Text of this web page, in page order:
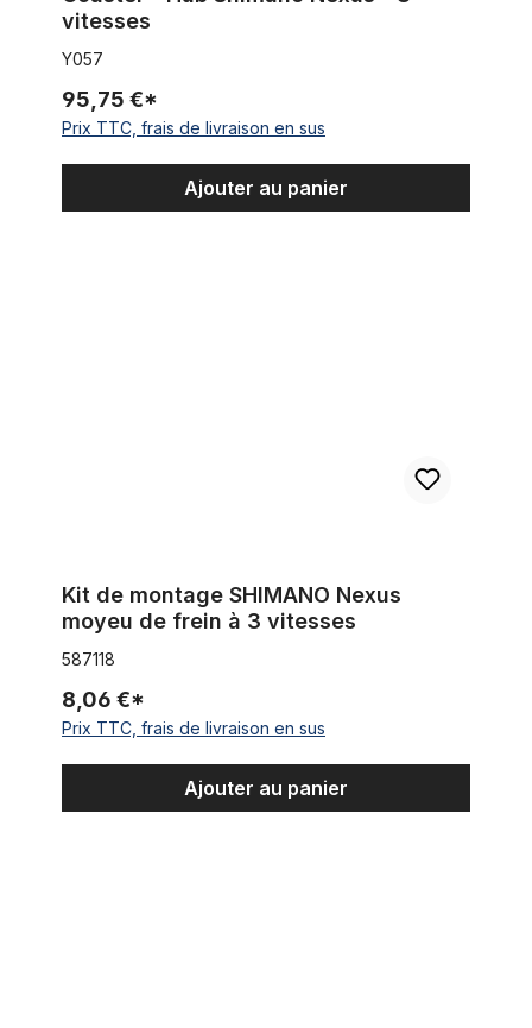
vitesses
Y057
95,75 €*
Prix TTC, frais de livraison en sus
Ajouter au panier
Kit de montage SHIMANO Nexus
moyeu de frein à 3 vitesses
587118
8,06 €*
Prix TTC, frais de livraison en sus
Ajouter au panier